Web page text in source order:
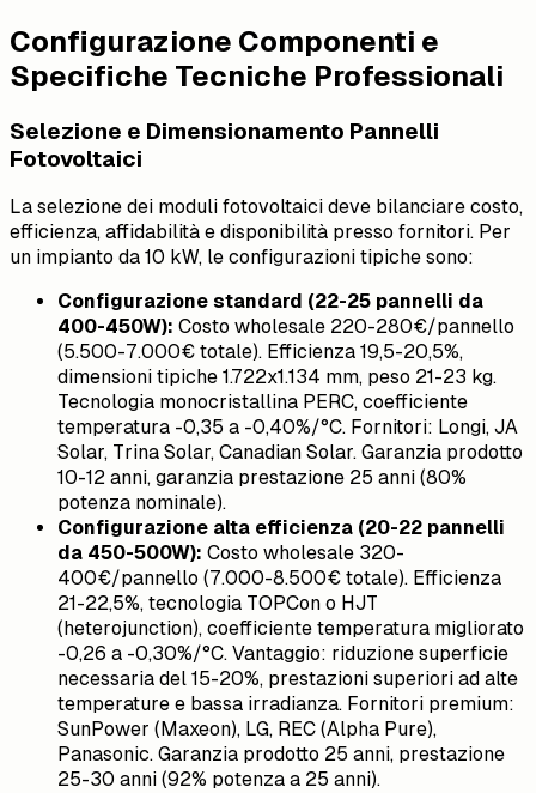
Configurazione Componenti e
Specifiche Tecniche Professionali
Selezione e Dimensionamento Pannelli
Fotovoltaici
La selezione dei moduli fotovoltaici deve bilanciare costo,
efficienza, affidabilità e disponibilità presso fornitori. Per
un impianto da 10 kW, le configurazioni tipiche sono:
Configurazione standard (22-25 pannelli da
400-450W): Costo wholesale 220-280€/pannello
(5.500-7.000€ totale). Efficienza 19,5-20,5%,
dimensioni tipiche 1.722x1.134 mm, peso 21-23 kg.
Tecnologia monocristallina PERC, coefficiente
temperatura -0,35 a -0,40%/°C. Fornitori: Longi, JA
Solar, Trina Solar, Canadian Solar. Garanzia prodotto
10-12 anni, garanzia prestazione 25 anni (80%
potenza nominale).
Configurazione alta efficienza (20-22 pannelli
da 450-500W): Costo wholesale 320-
400€/pannello (7.000-8.500€ totale). Efficienza
21-22,5%, tecnologia TOPCon o HJT
(heterojunction), coefficiente temperatura migliorato
-0,26 a -0,30%/°C. Vantaggio: riduzione superficie
necessaria del 15-20%, prestazioni superiori ad alte
temperature e bassa irradianza. Fornitori premium:
SunPower (Maxeon), LG, REC (Alpha Pure),
Panasonic. Garanzia prodotto 25 anni, prestazione
25-30 anni (92% potenza a 25 anni).